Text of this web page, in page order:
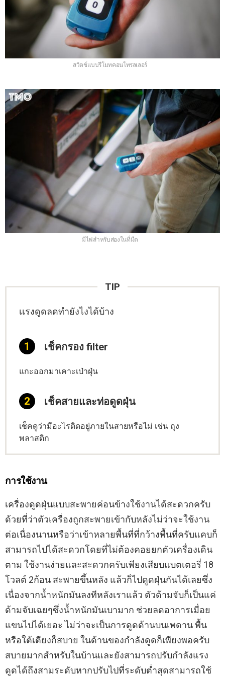
สวิตช์แบบรีโมทคอนโทรลเลอร์
มีไฟสำหรับส่องในที่มืด
TIP
เเรงดูดลดทำยังไงได้บ้าง
เช็คกรอง filter
แกะออกมาเคาะเป่าฝุ่น
เช็คสายและท่อดูดฝุ่น
เช็คดูว่ามีอะไรติดอยู่ภายในสายหรือไม่ เช่น ถุง
พลาสติก
การใช้งาน
เครื่องดูดฝุ่นแบบสะพายค่อนข้างใช้งานได้สะดวกครับ
ด้วยที่ว่าตัวเครื่องถูกสะพายเข้ากับหลังไม่ว่าจะใช้งาน
ต่อเนื่องนานหรือว่าเข้าหลายพื้นที่ที่กว้างพื้นที่ครับแคบก็
สามารถไปได้สะดวกโดยที่ไม่ต้องคอยยกตัวเครื่องเดิน
ตาม ใช้งานง่ายและสะดวกครับเพียงเสียบแบตเตอรี่ 18
โวลต์ 2ก้อน สะพายขึ้นหลัง แล้วก็ไปดูดฝุ่นกันได้เลยซึ่ง
เนื่องจากน้ำหนักมันลงทีหลังเราแล้ว ตัวด้ามจับก็เป็นแค่
ด้ามจับเฉยๆซึ่งน้ำหนักมันเบามาก ช่วยลดอาการเมื่อย
แขนไปได้เยอะ ไม่ว่าจะเป็นการดูดด้านบนเพดาน พื้น
หรือใต้เตียงก็สบาย ในด้านของกำลังดูดก็เพียงพอครับ
สบายมากสำหรับในบ้านและยังสามารถปรับกำลังแรง
ดูดได้ถึงสามระดับหากปรับไปที่ระดับต่ำสุดสามารถใช้